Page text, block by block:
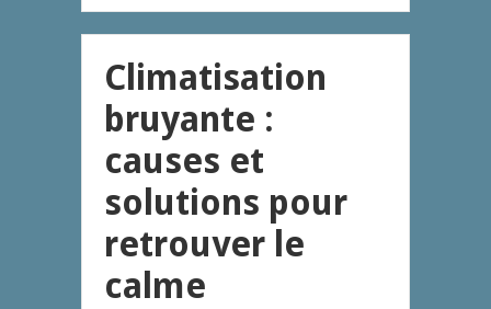
Climatisation
bruyante :
causes et
solutions pour
retrouver le
calme